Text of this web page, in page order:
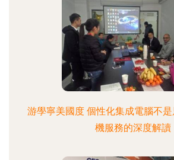
游學寧美國度 個性化集成電腦不
機服務的深度解讀